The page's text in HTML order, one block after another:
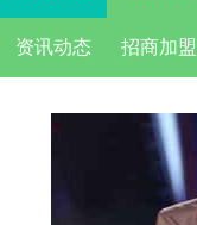
资讯动态 招商加盟